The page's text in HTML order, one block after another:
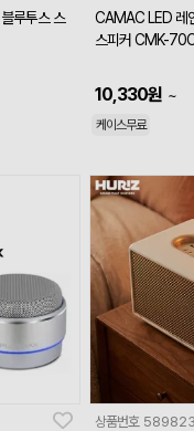
루투스 스
CAMAC LED 레
스피커 CMK-
10,330원 ~
케이스무료
상품번호 589823